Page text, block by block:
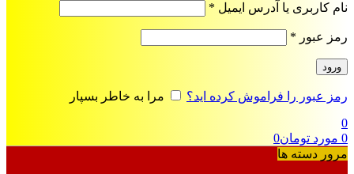
نام کاربری یا آدرس ایمیل *
رمز عبور *
ورود
رمز عبور را فراموش کرده اید؟
مرا به خاطر بسپار
0
0 مورد تومان0
مرور دسته ها